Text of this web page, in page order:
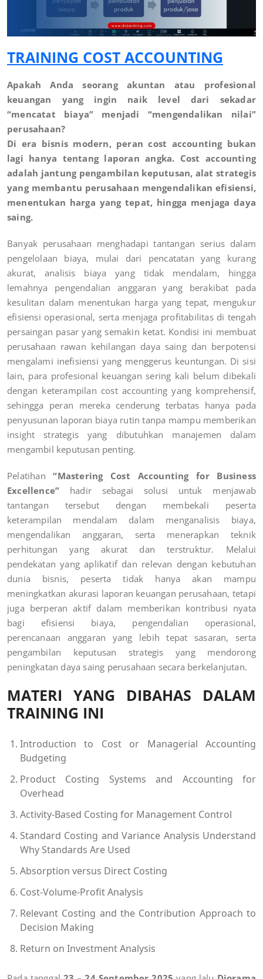
TRAINING COST ACCOUNTING
Apakah Anda seorang akuntan atau profesional
keuangan yang ingin naik level dari sekadar
“mencatat biaya” menjadi “mengendalikan nilai”
perusahaan?
Di era bisnis modern, peran cost accounting bukan
lagi hanya tentang laporan angka. Cost accounting
adalah jantung pengambilan keputusan, alat strategis
yang membantu perusahaan mengendalikan efisiensi,
menentukan harga yang tepat, hingga menjaga daya
saing.
Banyak perusahaan menghadapi tantangan serius dalam
pengelolaan biaya, mulai dari pencatatan yang kurang
akurat, analisis biaya yang tidak mendalam, hingga
lemahnya pengendalian anggaran yang berakibat pada
kesulitan dalam menentukan harga yang tepat, mengukur
efisiensi operasional, serta menjaga profitabilitas di tengah
persaingan pasar yang semakin ketat. Kondisi ini membuat
perusahaan rawan kehilangan daya saing dan berpotensi
mengalami inefisiensi yang menggerus keuntungan. Di sisi
lain, para profesional keuangan sering kali belum dibekali
dengan keterampilan cost accounting yang komprehensif,
sehingga peran mereka cenderung terbatas hanya pada
penyusunan laporan biaya rutin tanpa mampu memberikan
insight strategis yang dibutuhkan manajemen dalam
mengambil keputusan penting.
Pelatihan“Mastering Cost Accounting for Business
Excellence” hadir sebagai solusi untuk menjawab
tantangan tersebut dengan membekali peserta
keterampilan mendalam dalam menganalisis biaya,
mengendalikan anggaran, serta menerapkan teknik
perhitungan yang akurat dan terstruktur. Melalui
pendekatan yang aplikatif dan relevan dengan kebutuhan
dunia bisnis, peserta tidak hanya akan mampu
meningkatkan akurasi laporan keuangan perusahaan, tetapi
juga berperan aktif dalam memberikan kontribusi nyata
bagi efisiensi biaya, pengendalian operasional,
perencanaan anggaran yang lebih tepat sasaran, serta
pengambilan keputusan strategis yang mendorong
peningkatan daya saing perusahaan secara berkelanjutan.
MATERI YANG DIBAHAS DALAM
TRAINING INI
Introduction to Cost or Managerial Accounting
Budgeting
Product Costing Systems and Accounting for
Overhead
Activity-Based Costing for Management Control
Standard Costing and Variance Analysis Understand
Why Standards Are Used
Absorption versus Direct Costing
Cost-Volume-Profit Analysis
Relevant Costing and the Contribution Approach to
Decision Making
Return on Investment Analysis